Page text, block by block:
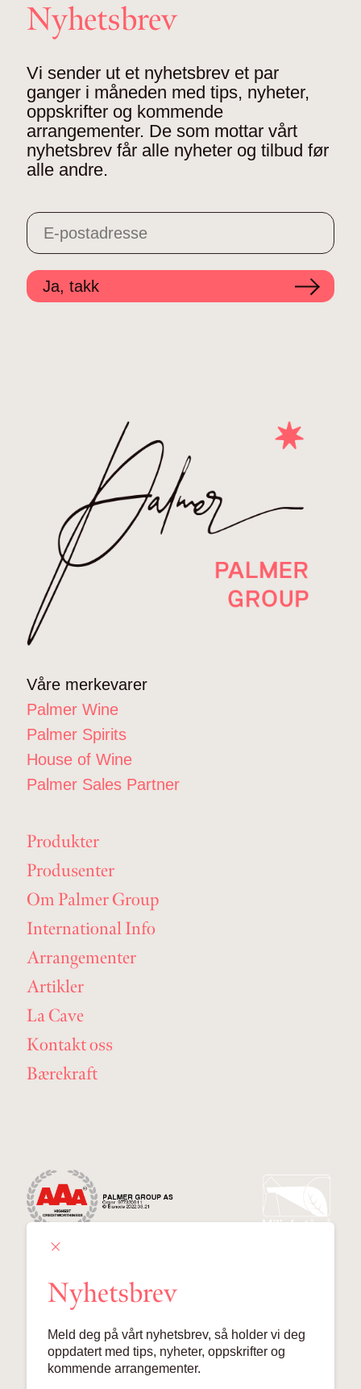
Nyhetsbrev
Vi sender ut et nyhetsbrev et par
ganger i måneden med tips, nyheter,
oppskrifter og kommende
arrangementer. De som mottar vårt
nyhetsbrev får alle nyheter og tilbud før
alle andre.
Ja, takk
Våre merkevarer
Palmer Wine
Palmer Spirits
House of Wine
Palmer Sales Partner
Produkter
Produsenter
Om Palmer Group
International Info
Arrangementer
Artikler
La Cave
Kontakt oss
Bærekraft
Lille Grensen 7, 0159 Oslo
Nyhetsbrev
Meld deg på vårt nyhetsbrev, så holder vi deg
oppdatert med tips, nyheter, oppskrifter og
kommende arrangementer.